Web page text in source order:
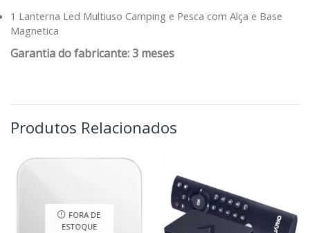
1 Lanterna Led Multiuso Camping e Pesca com Alça e Base
Magnetica
Garantia do fabricante: 3 meses
Produtos Relacionados
FORA DE
ESTOQUE